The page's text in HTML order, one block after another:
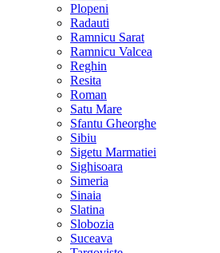
Plopeni
Radauti
Ramnicu Sarat
Ramnicu Valcea
Reghin
Resita
Roman
Satu Mare
Sfantu Gheorghe
Sibiu
Sigetu Marmatiei
Sighisoara
Simeria
Sinaia
Slatina
Slobozia
Suceava